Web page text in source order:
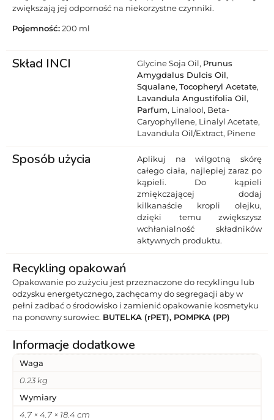
zwiększają jej odporność na niekorzystne czynniki.
Pojemność:200 ml
Skład INCI Glycine Soja Oil, Prunus
Amygdalus Dulcis Oil,
Squalane, Tocopheryl Acetate,
Lavandula Angustifolia Oil,
Parfum, Linalool, Beta-
Caryophyllene, Linalyl Acetate,
Lavandula Oil/Extract, Pinene
Sposób użycia
Aplikuj na wilgotną skórę
całego ciała, najlepiej zaraz po
kąpieli. Do kąpieli
zmiękczającej dodaj
kilkanaście kropli olejku,
dzięki temu zwiększysz
wchłanialność składników
aktywnych produktu.
Recykling opakowań
Opakowanie po zużyciu jest przeznaczone do recyklingu lub
odzysku energetycznego, zachęcamy do segregacji aby w
pełni zadbać o środowisko i zamienić opakowanie kosmetyku
na ponowny surowiec. BUTELKA (rPET), POMPKA (PP)
Informacje dodatkowe
Waga
0.23 kg
Wymiary
4.7 × 4.7 × 18.4 cm